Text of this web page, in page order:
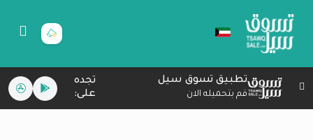
تطبيق تسوق سيل
قم بتحميله الان
تجده
على: